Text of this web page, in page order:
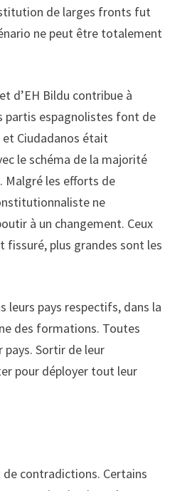
de larges fronts fut
ne peut être totalement
d’EH Bildu contribue à
partis espagnolistes font de
Ciudadanos était
le schéma de la majorité
Malgré les efforts de
ne
à un changement. Ceux
plus grandes sont les
leurs pays respectifs, dans la
des formations. Toutes
Sortir de leur
pour déployer tout leur
contradictions. Certains